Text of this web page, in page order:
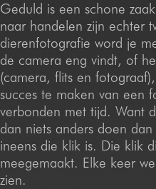
Geduld is een schone
naar handelen zijn echter
dierenfotografie word je
de camera eng vindt, of
(camera, flits en
succes te maken van een
verbonden met tijd. Want
dan niets anders doen
ineens die klik is. Die klik
meegemaakt. Elke keer
zien.